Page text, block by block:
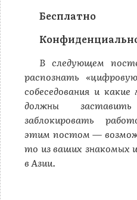
Бесплатно
В следующем
распознать
собеседования и
должны
заблокировать
этим постом —
то из ваших знакомых
в Азии.